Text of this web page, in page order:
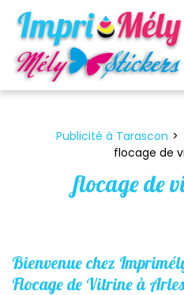
Publicité à Tarascon
flocage de
flocage de
Bienvenue chez
Flocage de Vitrine à
Panneau de gestion des cookies